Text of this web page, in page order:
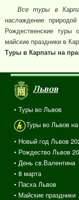
Все туры в
наслаждение
Рождественские туры
майские праздники в
Туры в Карпаты на
Львов
• Туры во Львов
Туры во Львов
• Новый год Львов
• Рождество Львов
• День св.Валентина
• 8 марта
• Пасха Львов
• Майские праздники